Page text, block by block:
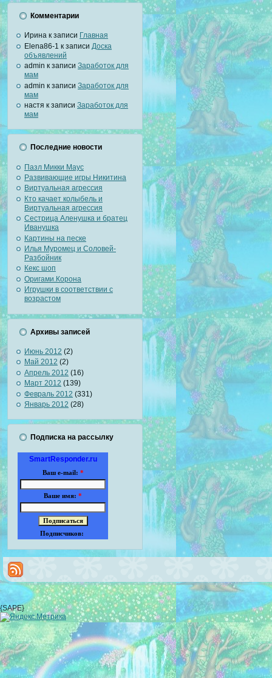
Комментарии
Ирина к записи Главная
Elena86-1 к записи Доска
объявлений
admin к записи Заработок для
мам
admin к записи Заработок для
мам
настя к записи Заработок для
мам
Последние новости
Пазл Микки Маус
Развивающие игры Никитина
Виртуальная агрессия
Кто качает колыбель и
Виртуальная агрессия
Сестрица Аленушка и братец
Иванушка
Картины на песке
Илья Муромец и Соловей-
Разбойник
Кекс шоп
Оригами.Корона
Игрушки в соответствии с
возрастом
Архивы записей
Июнь 2012 (2)
Май 2012 (2)
Апрель 2012 (16)
Март 2012 (139)
Февраль 2012 (331)
Январь 2012 (28)
Подписка на рассылку
SmartResponder.ru
Ваш e-mail: *
Ваше имя: *
Подписчиков:
{SAPE}